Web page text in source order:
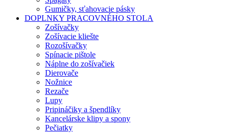
Gumičky, sťahovacie pásky
DOPLNKY PRACOVNÉHO STOLA
Zošívačky
Zošívacie kliešte
Rozošívačky
Spínacie pištole
Náplne do zošívačiek
Dierovače
Nožnice
Rezače
Lupy
Pripináčiky a špendlíky
Kancelárske klipy a spony
Pečiatky